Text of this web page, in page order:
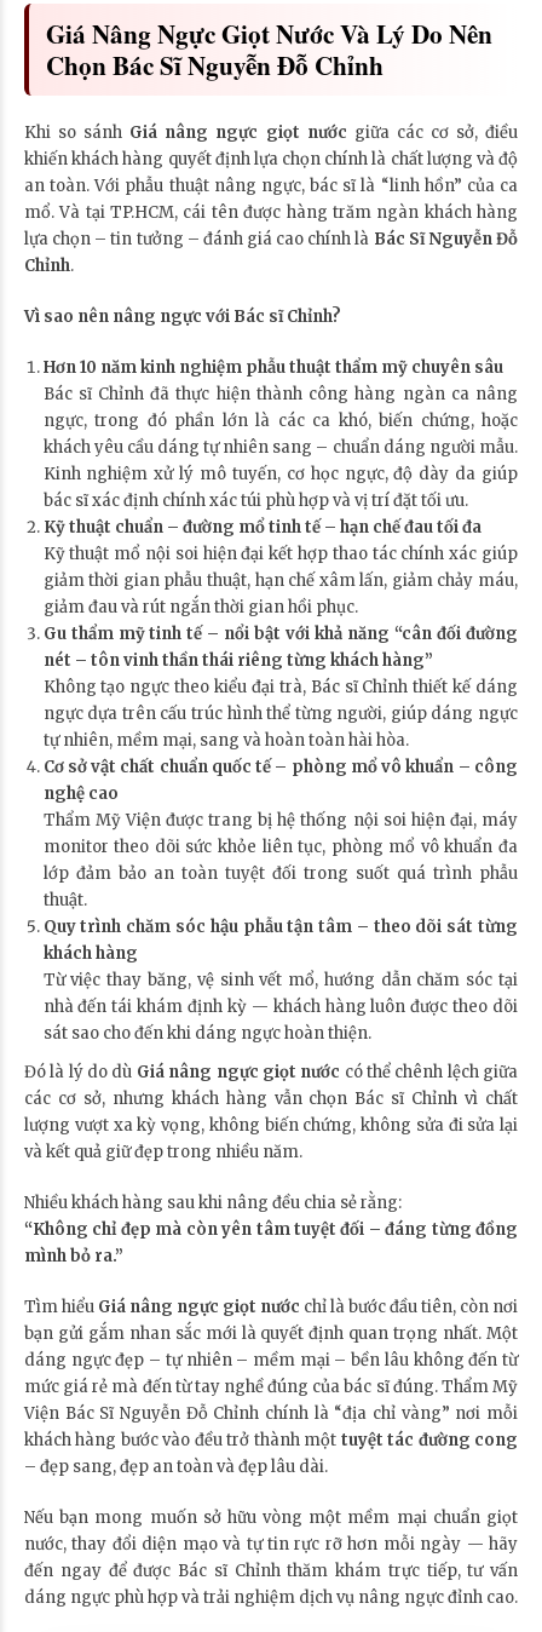
Giá Nâng Ngực Giọt Nước Và Lý Do Nên
Chọn Bác Sĩ Nguyễn Đỗ Chỉnh
Khi so sánh Giá nâng ngực giọt nước giữa các cơ sở, điều
khiến khách hàng quyết định lựa chọn chính là chất lượng và độ
an toàn. Với phẫu thuật nâng ngực, bác sĩ là “linh hồn” của ca
mổ. Và tại TP.HCM, cái tên được hàng trăm ngàn khách hàng
lựa chọn – tin tưởng – đánh giá cao chính là Bác Sĩ Nguyễn Đỗ
Chỉnh.
Vì sao nên nâng ngực với Bác sĩ Chỉnh?
Hơn 10 năm kinh nghiệm phẫu thuật thẩm mỹ chuyên sâu
Bác sĩ Chỉnh đã thực hiện thành công hàng ngàn ca nâng
ngực, trong đó phần lớn là các ca khó, biến chứng, hoặc
khách yêu cầu dáng tự nhiên sang – chuẩn dáng người mẫu.
Kinh nghiệm xử lý mô tuyến, cơ học ngực, độ dày da giúp
bác sĩ xác định chính xác túi phù hợp và vị trí đặt tối ưu.
Kỹ thuật chuẩn – đường mổ tinh tế – hạn chế đau tối đa
Kỹ thuật mổ nội soi hiện đại kết hợp thao tác chính xác giúp
giảm thời gian phẫu thuật, hạn chế xâm lấn, giảm chảy máu,
giảm đau và rút ngắn thời gian hồi phục.
Gu thẩm mỹ tinh tế – nổi bật với khả năng “cân đối đường
nét – tôn vinh thần thái riêng từng khách hàng”
Không tạo ngực theo kiểu đại trà, Bác sĩ Chỉnh thiết kế dáng
ngực dựa trên cấu trúc hình thể từng người, giúp dáng ngực
tự nhiên, mềm mại, sang và hoàn toàn hài hòa.
Cơ sở vật chất chuẩn quốc tế – phòng mổ vô khuẩn – công
nghệ cao
Thẩm Mỹ Viện được trang bị hệ thống nội soi hiện đại, máy
monitor theo dõi sức khỏe liên tục, phòng mổ vô khuẩn đa
lớp đảm bảo an toàn tuyệt đối trong suốt quá trình phẫu
thuật.
Quy trình chăm sóc hậu phẫu tận tâm – theo dõi sát từng
khách hàng
Từ việc thay băng, vệ sinh vết mổ, hướng dẫn chăm sóc tại
nhà đến tái khám định kỳ — khách hàng luôn được theo dõi
sát sao cho đến khi dáng ngực hoàn thiện.
Đó là lý do dù Giá nâng ngực giọt nước có thể chênh lệch giữa
các cơ sở, nhưng khách hàng vẫn chọn Bác sĩ Chỉnh vì chất
lượng vượt xa kỳ vọng, không biến chứng, không sửa đi sửa lại
và kết quả giữ đẹp trong nhiều năm.
Nhiều khách hàng sau khi nâng đều chia sẻ rằng:
“Không chỉ đẹp mà còn yên tâm tuyệt đối – đáng từng đồng
mình bỏ ra.”
Tìm hiểu Giá nâng ngực giọt nước chỉ là bước đầu tiên, còn nơi
bạn gửi gắm nhan sắc mới là quyết định quan trọng nhất. Một
dáng ngực đẹp – tự nhiên – mềm mại – bền lâu không đến từ
mức giá rẻ mà đến từ tay nghề đúng của bác sĩ đúng. Thẩm Mỹ
Viện Bác Sĩ Nguyễn Đỗ Chỉnh chính là “địa chỉ vàng” nơi mỗi
khách hàng bước vào đều trở thành một tuyệt tác đường cong
– đẹp sang, đẹp an toàn và đẹp lâu dài.
Nếu bạn mong muốn sở hữu vòng một mềm mại chuẩn giọt
nước, thay đổi diện mạo và tự tin rực rỡ hơn mỗi ngày — hãy
đến ngay để được Bác sĩ Chỉnh thăm khám trực tiếp, tư vấn
dáng ngực phù hợp và trải nghiệm dịch vụ nâng ngực đỉnh cao.